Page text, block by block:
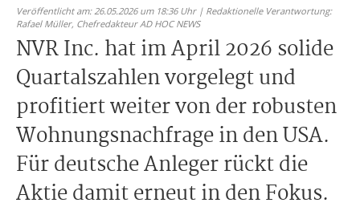
Veröffentlicht am: 26.05.2026 um 18:36 Uhr | Redaktionelle Verantwortung:
Rafael Müller, Chefredakteur AD HOC NEWS
NVR Inc. hat im April 2026 solide
Quartalszahlen vorgelegt und
profitiert weiter von der robusten
Wohnungsnachfrage in den USA.
Für deutsche Anleger rückt die
Aktie damit erneut in den Fokus.